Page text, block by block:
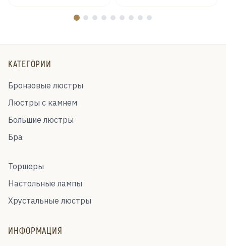
КАТЕГОРИИ
Бронзовые люстры
Люстры с камнем
Большие люстры
Бра
Торшеры
Настольные лампы
Хрустальные люстры
ИНФОРМАЦИЯ